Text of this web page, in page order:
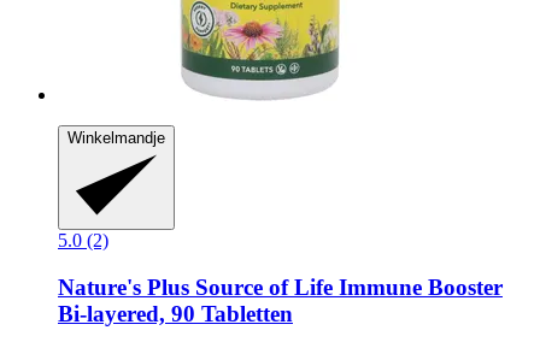
Winkelmandje
5.0 (2)
Nature's Plus Source of Life Immune Booster
Bi-​layered, 90 Tabletten